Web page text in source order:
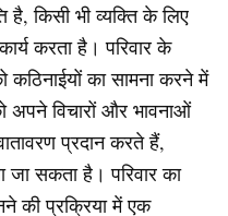
है, किसी भी व्यक्ति के लिए
करता है। परिवार के
कठिनाईयों का सामना करने में
अपने विचारों और भावनाओं
प्रदान करते हैं,
सकता है। परिवार का
की प्रक्रिया में एक